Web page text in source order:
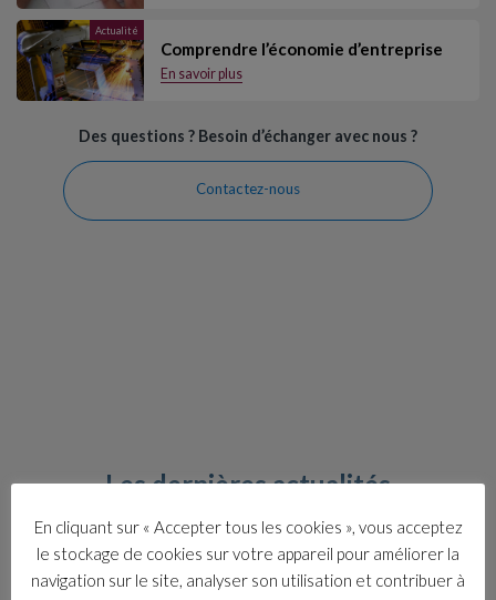
Actualité
Comprendre l’économie d’entreprise
En savoir plus
Des questions ? Besoin d’échanger avec nous ?
Contactez-nous
Les dernièresactualités
Former la future génération
En cliquant sur « Accepter tous les cookies », vous acceptez
le stockage de cookies sur votre appareil pour améliorer la
navigation sur le site, analyser son utilisation et contribuer à